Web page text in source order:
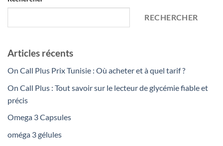
RECHERCHER
Articles récents
On Call Plus Prix Tunisie : Où acheter et à quel tarif ?
On Call Plus : Tout savoir sur le lecteur de glycémie fiable et
précis
Omega 3 Capsules
oméga 3 gélules